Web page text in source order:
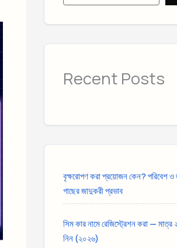
Recent Posts
বৃক্ষরোপণ করা প্রয়োজন কেন? পরিবেশ ও
গাছের জাদুকরী প্রভাব
সিম কার নামে রেজিস্ট্রেশন করা — মাত্র
নিন (২০২৬)